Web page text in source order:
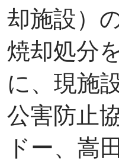
却施設）
焼却処分
に、現施
公害防止
ドー、嵩